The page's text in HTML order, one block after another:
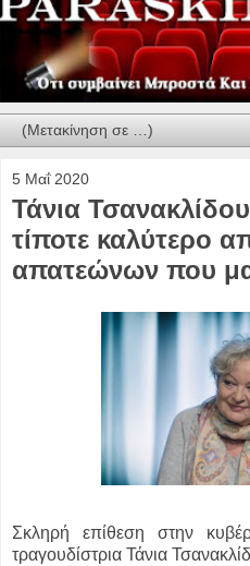
5 Μαΐ 2020
Τάνια
τίποτε καλύτερο
απατεώνων που
Σκληρή επίθεση στην
τραγουδίστρια Τάνια